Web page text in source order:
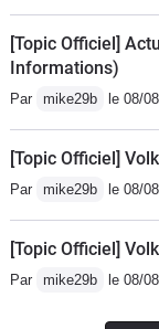
[Topic Officiel]
Informations)
Par mike29b le 08/
[Topic Officiel]
Par mike29b le 08/
[Topic Officiel]
Par mike29b le 08/